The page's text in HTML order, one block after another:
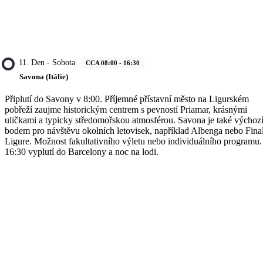
11. Den - Sobota CCA 08:00 - 16:30
Savona (Itálie)
Připlutí do Savony v 8:00. Příjemné přístavní město na Ligurském
pobřeží zaujme historickým centrem s pevností Priamar, krásnými
uličkami a typicky středomořskou atmosférou. Savona je také
bodem pro návštěvu okolních letovisek, například Albenga nebo
Ligure. Možnost fakultativního výletu nebo individuálního
16:30 vyplutí do Barcelony a noc na lodi.